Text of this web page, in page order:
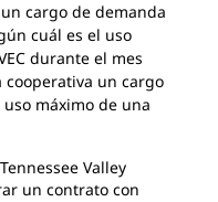
cargo de demanda
cuál es el uso
durante el mes
cooperativa un cargo
máximo de una
Valley
un contrato con